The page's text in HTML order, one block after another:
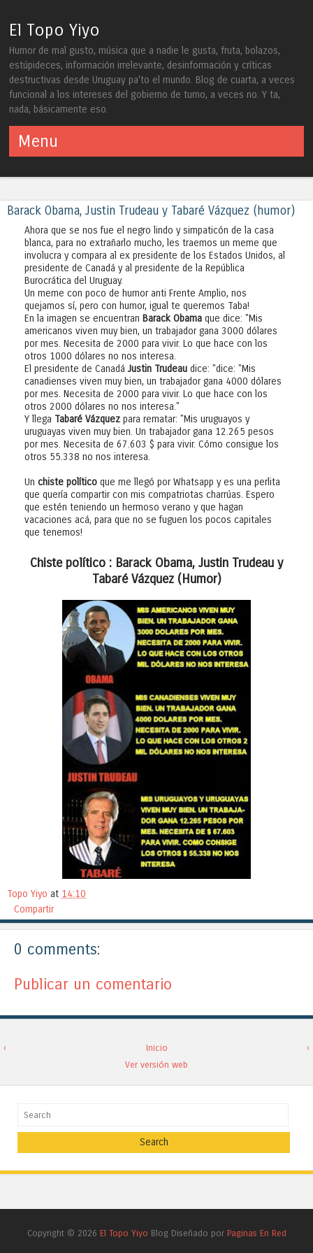
El Topo Yiyo
Humor de mal gusto, música que a nadie le gusta, fruta, bolazos,
estúpideces, información irrelevante, desinformación y críticas
destructivas desde Uruguay pa'to el mundo. Blog de cuarta, a veces
funcional a los intereses del gobierno de turno, a veces no. Y ta,
nada, básicamente eso.
Menu
Barack Obama, Justin Trudeau y Tabaré Vázquez (humor)
Ahora que se nos fue el negro lindo y simpaticón de la casa
blanca, para no extrañarlo mucho, les traemos un meme que
involucra y compara al ex presidente de los Estados Unidos, al
presidente de Canadá y al presidente de la República
Burocrática del Uruguay.
Un meme con poco de humor anti Frente Amplio, nos
quejamos sí, pero con humor, igual te queremos Taba!
En la imagen se encuentran Barack Obama que dice: "Mis
americanos viven muy bien, un trabajador gana 3000 dólares
por mes. Necesita de 2000 para vivir. Lo que hace con los
otros 1000 dólares no nos interesa.
El presidente de Canadá Justin Trudeau dice: "dice: "Mis
canadienses viven muy bien, un trabajador gana 4000 dólares
por mes. Necesita de 2000 para vivir. Lo que hace con los
otros 2000 dólares no nos interesa."
Y llega Tabaré Vázquez para rematar: "Mis uruguayos y
uruguayas viven muy bien. Un trabajador gana 12.265 pesos
por mes. Necesita de 67.603 $ para vivir. Cómo consigue los
otros 55.338 no nos interesa.
Un chiste político que me llegó por Whatsapp y es una perlita
que quería compartir con mis compatriotas charrúas. Espero
que estén teniendo un hermoso verano y que hagan
vacaciones acá, para que no se fuguen los pocos capitales
que tenemos!
Chiste político : Barack Obama, Justin Trudeau y
Tabaré Vázquez (Humor)
Topo Yiyo at 14:10
Compartir
0 comments:
Publicar un comentario
‹ ›
Inicio
Ver versión web
Search
Copyright © 2026 El Topo Yiyo Blog Diseñado por Paginas En Red